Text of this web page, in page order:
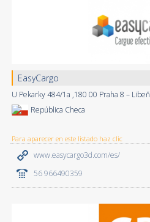
EasyCargo
U Pekarky 484/1a ,180 00 Praha 8 – Libeň
República Checa
Para aparecer en este listado haz clic
www.easycargo3d.com/es/
56 966490359